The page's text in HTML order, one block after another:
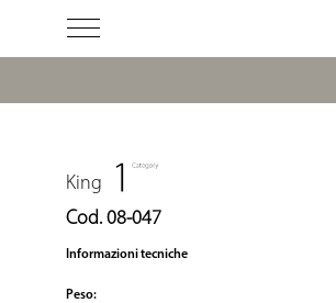
King
Cod. 08-047
Informazioni tecniche
Peso: